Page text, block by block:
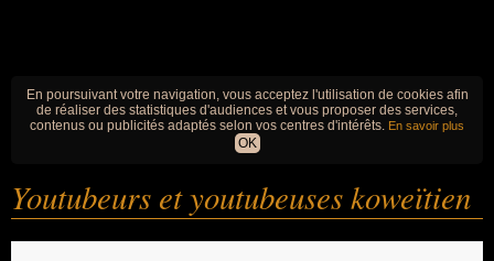
En poursuivant votre navigation, vous acceptez l'utilisation de cookies afin
de réaliser des statistiques d'audiences et vous proposer des services,
contenus ou publicités adaptés selon vos centres d'intérêts. En savoir plus
OK
Youtubeurs et youtubeuses koweïtien